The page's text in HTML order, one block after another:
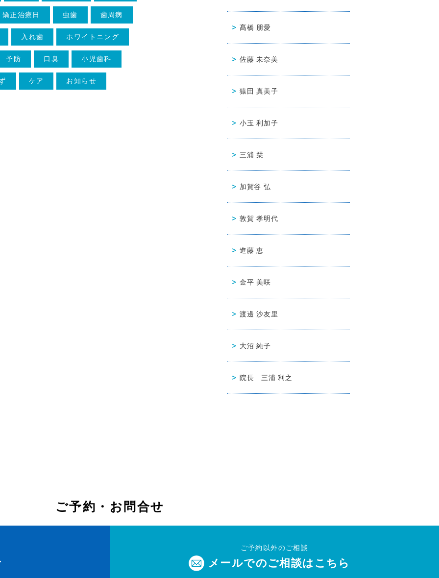
矯正治療日 虫歯 歯周病
入れ歯 ホワイトニング
予防 口臭 小児歯科
ケア お知らせ
髙橋 朋愛
佐藤 未奈美
猿田 真美子
小玉 利加子
三浦 栞
加賀谷 弘
敦賀 孝明代
進藤 恵
金平 美咲
渡邊 沙友里
大沼 純子
院長 三浦 利之
ご予約・お問合せ
ご予約以外のご相談
メールでのご相談はこちら